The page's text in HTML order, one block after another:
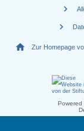
chevron_right
chevron_right
home Zur Homepage
Powered